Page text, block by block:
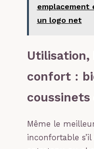
emplacement
un logo net
confort :
coussinets
Même le
inconfortable